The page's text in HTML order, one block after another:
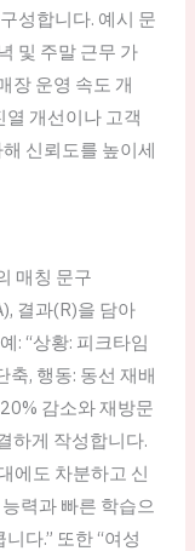
성합니다. 예시 문
및 주말 근무 가
장 운영 속도 개
열 개선이나 고객
신뢰도를 높이세
매칭 문구
결과(R)을 담아
: “상황: 피크타임
축, 행동: 동선 재배
감소와 재방문
하게 작성합니다.
에도 차분하고 신
력과 빠른 학습으
다.” 또한 “여성